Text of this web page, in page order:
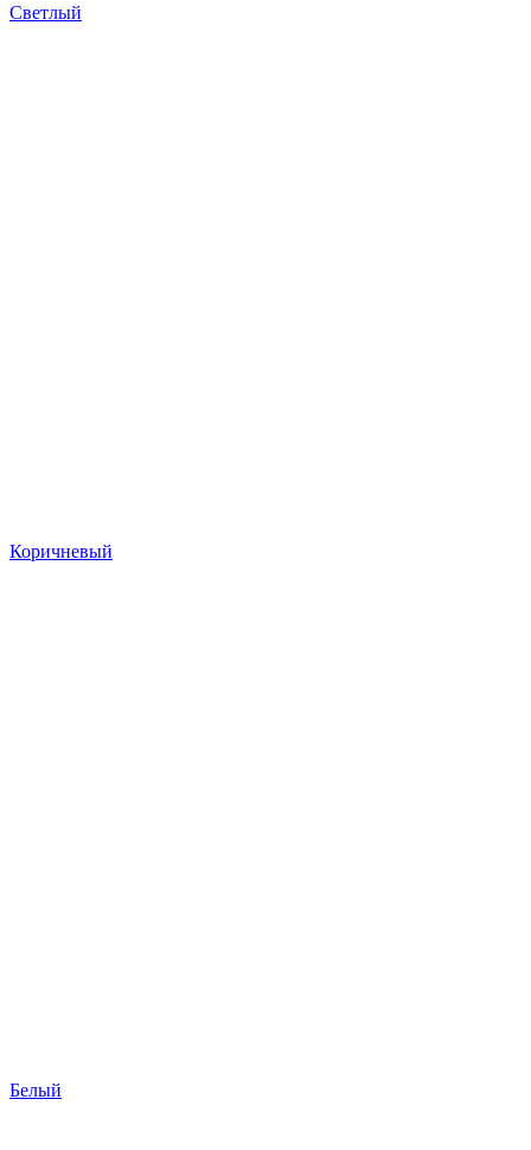
Светлый
Коричневый
Белый